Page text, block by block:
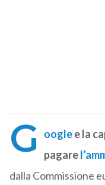
G ooglee la
pagare
dalla Commissione